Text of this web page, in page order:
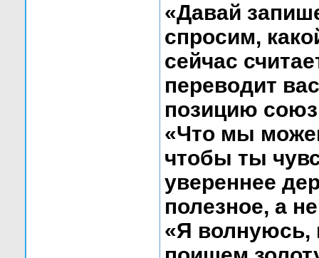
«Давай
спросим,
сейчас
переводит
позицию
«Что мы
чтобы ты
увереннее
полезное, а
«Я волнуюсь,